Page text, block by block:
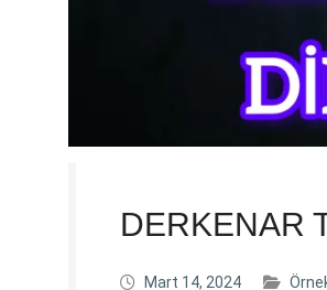
DERKENAR
Mart 14, 2024